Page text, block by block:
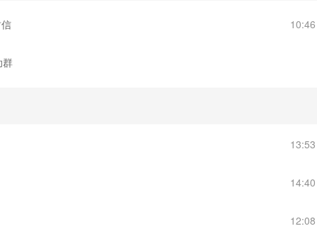
10:46
13:53
14:40
12:08